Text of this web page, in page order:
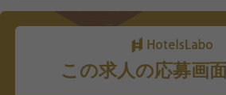
この求人の応募画